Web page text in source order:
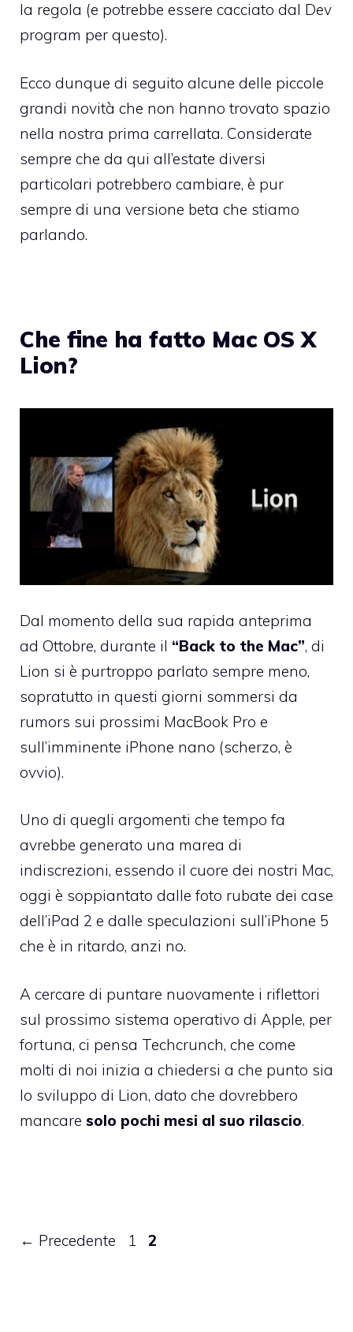
la regola (e potrebbe essere cacciato dal Dev
program per questo).
Ecco dunque di seguito alcune delle piccole
grandi novità che non hanno trovato spazio
nella nostra prima carrellata. Considerate
sempre che da qui all’estate diversi
particolari potrebbero cambiare, è pur
sempre di una versione beta che stiamo
parlando.
Che fine ha fatto Mac OS X
Lion?
Dal momento della sua rapida anteprima
ad Ottobre, durante il “Back to the Mac”, di
Lion si è purtroppo parlato sempre meno,
sopratutto in questi giorni sommersi da
rumors sui prossimi MacBook Pro e
sull’imminente iPhone nano (scherzo, è
ovvio).
Uno di quegli argomenti che tempo fa
avrebbe generato una marea di
indiscrezioni, essendo il cuore dei nostri Mac,
oggi è soppiantato dalle foto rubate dei case
dell’iPad 2 e dalle speculazioni sull’iPhone 5
che è in ritardo, anzi no.
A cercare di puntare nuovamente i riflettori
sul prossimo sistema operativo di Apple, per
fortuna, ci pensa Techcrunch, che come
molti di noi inizia a chiedersi a che punto sia
lo sviluppo di Lion, dato che dovrebbero
mancare solo pochi mesi al suo rilascio.
← Precedente Pagina
1 Pagina
2